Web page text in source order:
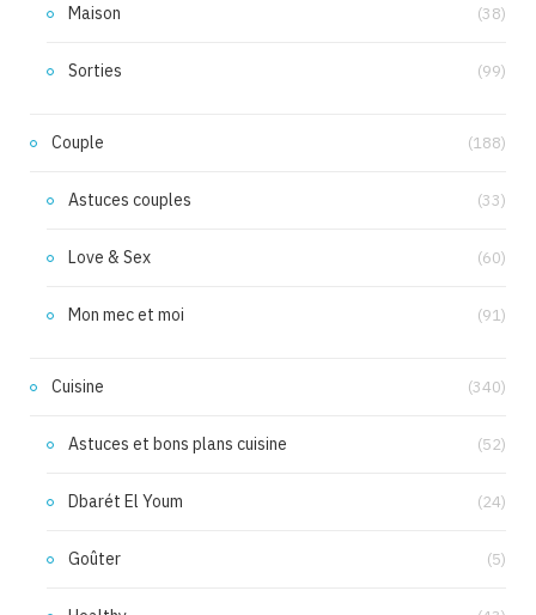
Maison (38)
Sorties (99)
Couple (188)
Astuces couples (33)
Love & Sex (60)
Mon mec et moi (91)
Cuisine (340)
Astuces et bons plans cuisine (52)
Dbarét El Youm (24)
Goûter (5)